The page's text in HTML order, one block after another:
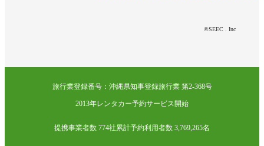
©SEEC . Inc
旅行業登録番号：沖縄県知事登録旅行業 第2-368号
2013年レンタカー予約サービス開始
提携事業者数 774社累計予約利用者数 3,769,265名